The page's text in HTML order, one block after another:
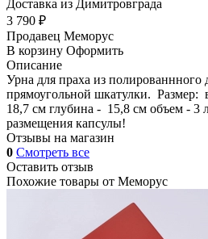
Доставка из Димитровграда
3 790 ₽
Продавец Меморус
В корзину Оформить
Описание
Урна для праха из полированнного
прямоугольной шкатулки. Размер:
18,7 см глубина - 15,8 см объем - 3
размещения капсулы!
Отзывы на магазин
0 Смотреть все
Оставить отзыв
Похожие товары от Меморус